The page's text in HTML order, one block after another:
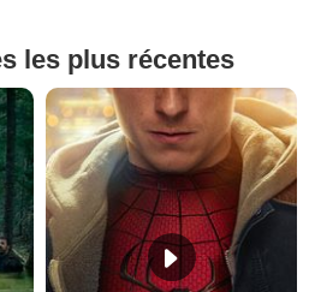
les plus récentes